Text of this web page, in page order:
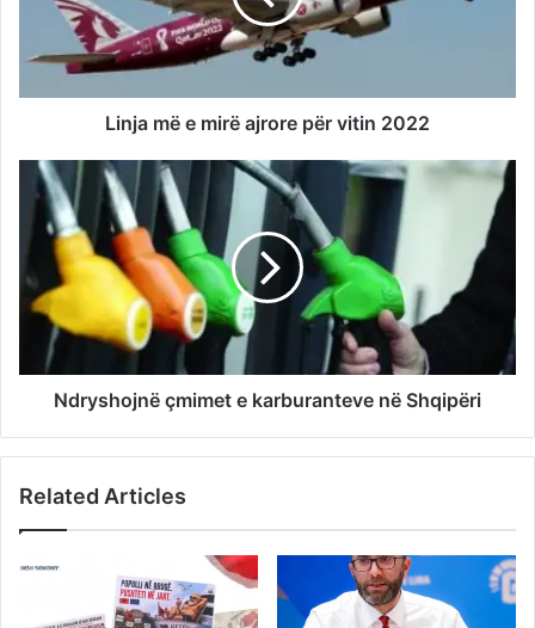
Linja më e mirë ajrore për vitin 2022
Ndryshojnë çmimet e karburanteve në Shqipëri
Related Articles